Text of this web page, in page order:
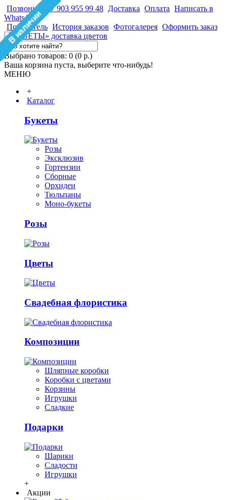
Позвонить +7 903 955 99 48 Доставка Оплата Написать в
WhatsApp
Покупатель История заказов Фотогалерея Оформить заказ
Выбрано товаров: 0 (0 р.)
Ваша корзина пуста, выберите что-нибудь!
МЕНЮ
+
Каталог
Букеты
Розы
Эксклюзив
Гортензии
Сборные
Орхидеи
Тюльпаны
Моно-букеты
Розы
Цветы
Свадебная флористика
Композиции
Шляпные коробки
Коробки с цветами
Корзины
Игрушки
Сладкие
Подарки
Шарики
Сладости
Игрушки
+
Акции